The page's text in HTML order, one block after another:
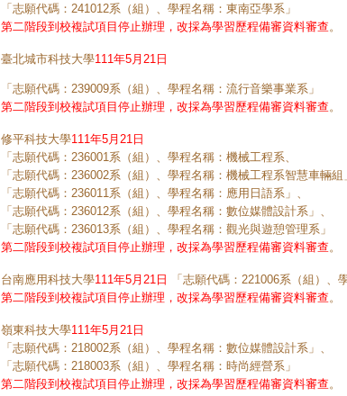
「志願代碼：241012系（組）、學程名稱：東南亞學系」
第二階段到校複試項目停止辦理，改採為學習歷程備審資料審查。
臺北城市科技大學111年5月21日
「志願代碼：239009系（組）、學程名稱：流行音樂事業系」
第二階段到校複試項目停止辦理，改採為學習歷程備審資料審查。
修平科技大學111年5月21日
「志願代碼：236001系（組）、學程名稱：機械工程系、
「志願代碼：236002系（組）、學程名稱：機械工程系智慧車輛組
「志願代碼：236011系（組）、學程名稱：應用日語系」、
「志願代碼：236012系（組）、學程名稱：數位媒體設計系」、
「志願代碼：236013系（組）、學程名稱：觀光與遊憩管理系」
第二階段到校複試項目停止辦理，改採為學習歷程備審資料審查。
台南應用科技大學111年5月21日
「志願代碼：221006系（組）、
第二階段到校複試項目停止辦理，改採為學習歷程備審資料審查。
嶺東科技大學111年5月21日
「志願代碼：218002系（組）、學程名稱：數位媒體設計系」、
「志願代碼：218003系（組）、學程名稱：時尚經營系」
第二階段到校複試項目停止辦理，改採為學習歷程備審資料審查。